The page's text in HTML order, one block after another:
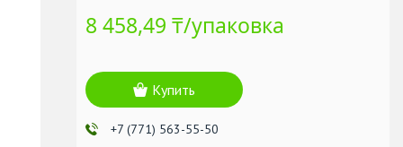
8 458,49 ₸/упаковка
Купить
+7 (771) 563-55-50